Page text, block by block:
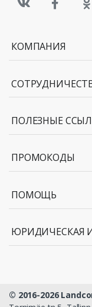
КОМПАНИЯ
ПОЛЕЗНЫЕ
ПРОМОКОДЫ
ПОМОЩЬ
ЮРИДИЧЕСКАЯ
© 2016-2026